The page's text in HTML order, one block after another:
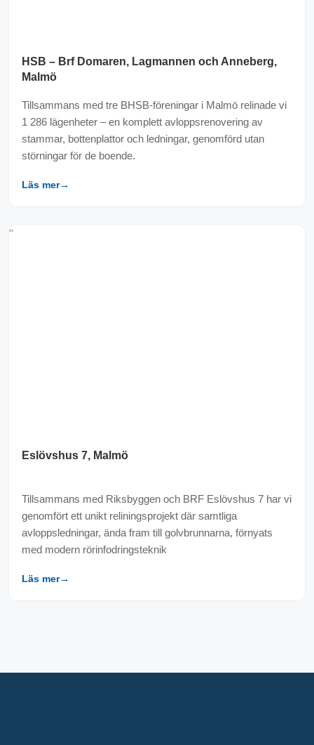
HSB – Brf Domaren, Lagmannen och Anneberg,
Malmö
Tillsammans med tre BHSB-föreningar i Malmö relinade vi
1 286 lägenheter – en komplett avloppsrenovering av
stammar, bottenplattor och ledningar, genomförd utan
störningar för de boende.
Läs mer→
"
Eslövshus 7, Malmö
Tillsammans med Riksbyggen och BRF Eslövshus 7 har vi
genomfört ett unikt reliningsprojekt där samtliga
avloppsledningar, ända fram till golvbrunnarna, förnyats
med modern rörinfodringsteknik
Läs mer→